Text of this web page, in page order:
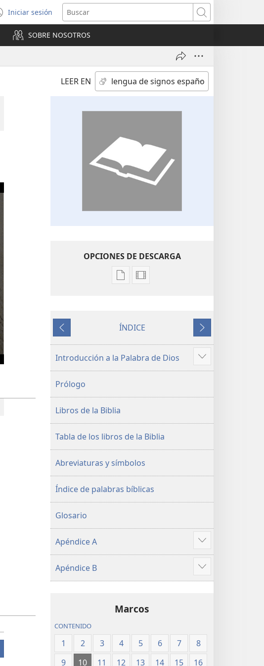
Iniciar sesión
(abre
una
nueva
ventana)
Buscar
SOBRE NOSOTROS
LEER EN
OPCIONES DE DESCARGA
Opciones
publicaciones
Biblia.
Traducción
Mundo
del
2019)
Opciones
video
Biblia.
Traducción
Mundo
del
2019)
Anterior
ÍNDICE
Siguiente
Introducción a la Palabra de Dios
Mostrar
más
Prólogo
Libros de la Biblia
Tabla de los libros de la Biblia
Abreviaturas y símbolos
Índice de palabras bíblicas
Glosario
Apéndice A
Mostrar
más
Apéndice B
Mostrar
más
Marcos
CONTENIDO
1 2 3 4 5 6 7
8
9
10 11 12 13 14 15 16